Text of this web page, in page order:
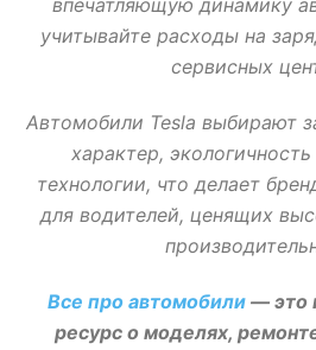
впечатляющую динамику
учитывайте расходы на
сервисных
Автомобили Tesla выбирают
характер,
технологии, что делает
для водителей, ценящих
Все про автомобили — это
ресурс о моделях,